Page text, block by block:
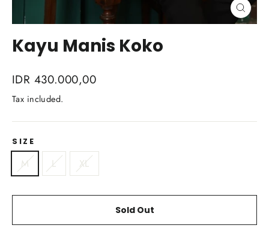
Close
(esc)
Kayu Manis Koko
Regular
price
IDR 430.000,00
Tax included.
SIZE
M L XL
Sold Out